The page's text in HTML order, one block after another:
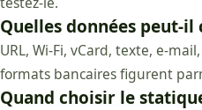
Quelles données peut-il
URL, Wi-Fi, vCard, texte, e-
formats bancaires figurent
Quand choisir le